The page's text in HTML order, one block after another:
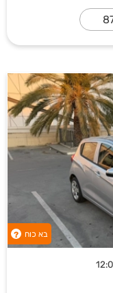
בא כוח ?